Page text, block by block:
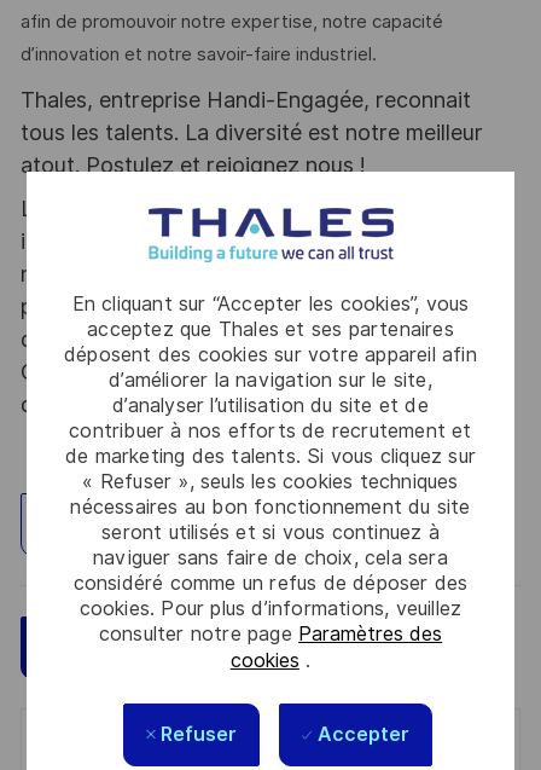
En cliquant sur “Accepter les cookies”, vous
acceptez que Thales et ses partenaires
déposent des cookies sur votre appareil afin
d’améliorer la navigation sur le site,
d’analyser l’utilisation du site et de
contribuer à nos efforts de recrutement et
de marketing des talents. Si vous cliquez sur
« Refuser », seuls les cookies techniques
nécessaires au bon fonctionnement du site
seront utilisés et si vous continuez à
naviguer sans faire de choix, cela sera
considéré comme un refus de déposer des
cookies. Pour plus d’informations, veuillez
consulter notre page Paramètres des
cookies .
Refuser Accepter
afin de promouvoir notre expertise, notre capacité
d’innovation et notre savoir-faire industriel.
Thales, entreprise Handi-Engagée, reconnait
tous les talents. La diversité est notre meilleur
atout. Postulez et rejoignez nous !
Le poste pouvant nécessiter d'accéder à des
informations relevant du secret de la défense
nationale, la personne retenue fera l'objet d'une
procédure d’habilitation, conformément aux
dispositions des articles R.2311-1 et suivants du
Code de la défense et de l’IGI 1300 SGDSN/PSE
du 09 août 2021.
Explorez un site
Postulez maintenant Sauvegarder
Get notified for similar jobs